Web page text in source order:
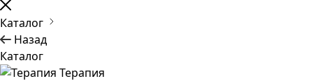
Каталог
Назад
Каталог
Терапия